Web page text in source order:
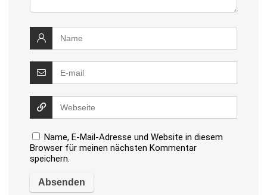
Name, E-Mail-Adresse und Website in diesem
Browser für meinen nächsten Kommentar
speichern.